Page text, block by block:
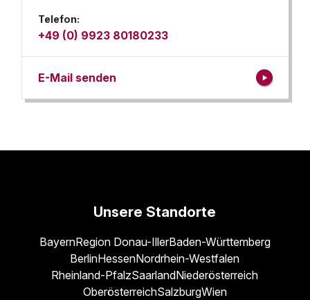
Telefon:
+49 (0) 9923 80180233
E-Mail senden
Unsere Standorte
BayernRegion Donau-IllerBaden-Württemberg
BerlinHessenNordrhein-Westfalen
Rheinland-PfalzSaarlandNiederösterreich
OberösterreichSalzburgWien